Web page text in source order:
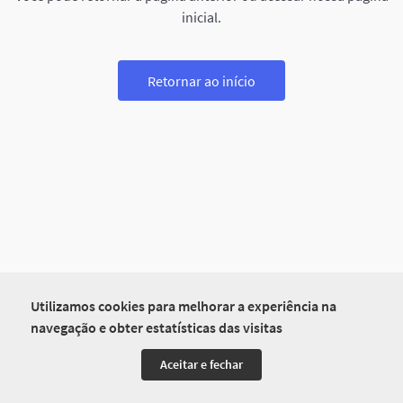
Utilizamos cookies para melhorar a experiência na
navegação e obter estatísticas das visitas
Aceitar e fechar
inicial.
Retornar ao início